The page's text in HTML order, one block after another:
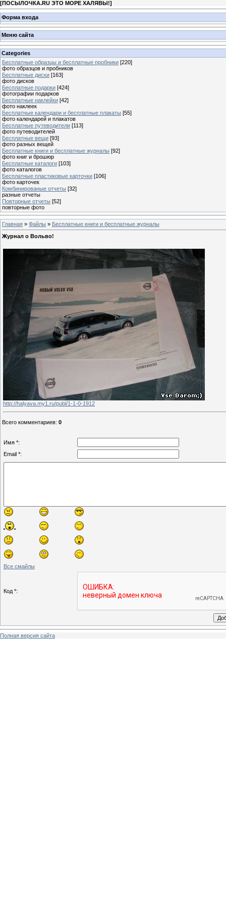
[ПОСЫЛОЧКА.RU ЭТО МОРЕ ХАЛЯВЫ!]
Форма входа
Меню сайта
Categories
Бесплатные образцы и бесплатные пробники [220]
фото образцов и пробников
Бесплатные диски [163]
фото дисков
Бесплатные подарки [424]
фотографии подарков
Бесплатные наклейки [42]
фото наклеек
Бесплатные календари и бесплатные плакаты [55]
фото календарей и плакатов
Бесплатные путеводители [113]
фото путеводителей
Бесплатные вещи [93]
фото разных вещей
Бесплатные книги и бесплатные журналы [92]
фото книг и брошюр
Бесплатные каталоги [103]
фото каталогов
Бесплатные пластиковые карточки [106]
фото карточек
Комбинированые отчеты [32]
разные отчеты
Повторные отчеты [52]
повторные фото
Главная » Файлы » Бесплатные книги и бесплатные журналы
Журнал о Вольво!
http://halyava.my1.ru/publ/1-1-0-1912
Всего комментариев: 0
Имя *:
Email *:
Все смайлы
Код *:
Полная версия сайта